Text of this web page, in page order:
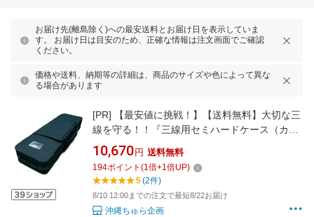
お届け先(離島除く)への最安送料とお届け日を表示していま
す。 お届け日は目安のため、正確な情報は注文画面でご確認
ください。
価格や送料、納期等の詳細は、商品のサイズや色によって異な
る場合があります
[PR]
【最安値に挑戦！】【送料無料】大切な三
線を守る！！『三線用セミハードケース（カラ
ー：ブラック）♪』
10,670 円 送料無料
194ポイント (1倍+1倍UP)
5(2件)
8/10 12:00までの注文で最短8/22お届け
沖縄ちゅら企画